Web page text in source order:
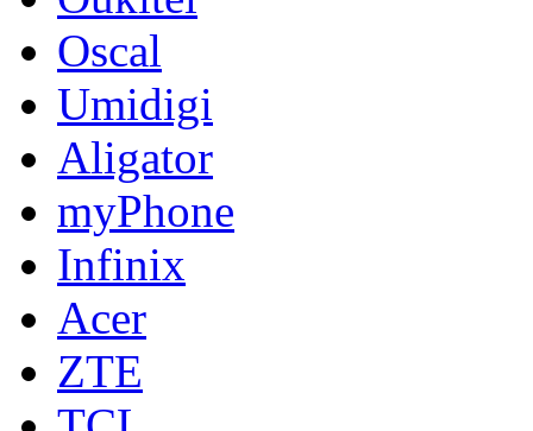
Oscal
Umidigi
Aligator
myPhone
Infinix
Acer
ZTE